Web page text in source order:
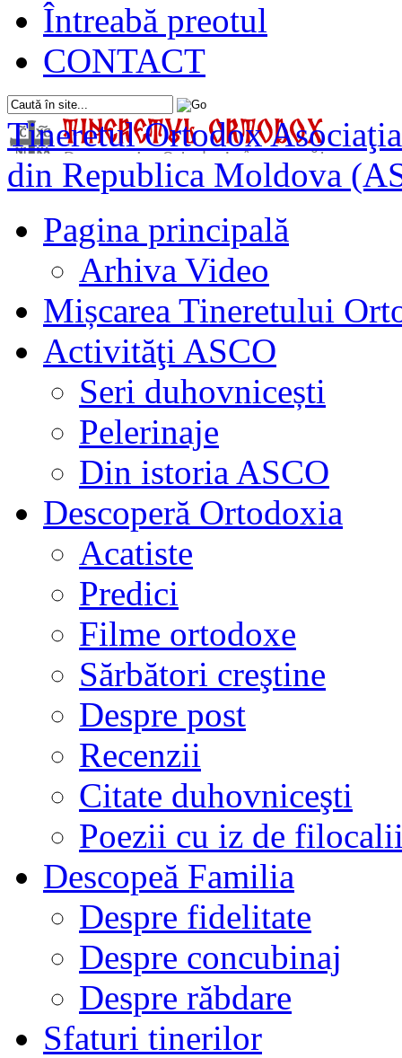
Întreabă preotul
CONTACT
Tineretul Ortodox
din Republica Moldova
Pagina principală
Arhiva Video
Mișcarea Tineretului
Activităţi ASCO
Seri duhovnicești
Pelerinaje
Din istoria ASCO
Descoperă Ortodoxia
Acatiste
Predici
Filme ortodoxe
Sărbători creştine
Despre post
Recenzii
Citate duhovniceşti
Poezii cu iz de
Descopeă Familia
Despre fidelitate
Despre concubinaj
Despre răbdare
Sfaturi tinerilor